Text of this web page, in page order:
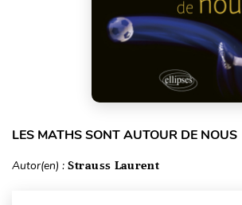
LES MATHS SONT AUTOUR DE NOUS
Autor(en) : Strauss Laurent